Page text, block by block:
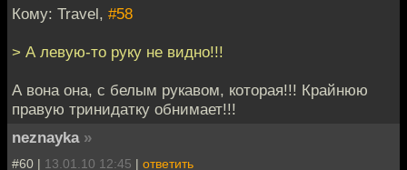
Кому: Travel, #58
> А левую-то руку не видно!!!
А вона она, с белым рукавом, которая!!! Крайнюю
правую тринидатку обнимает!!!
neznayka »
#60 | 13.01.10 12:45 | ответить